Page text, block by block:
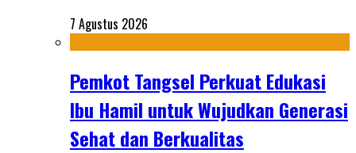
7 Agustus 2026
Pemkot Tangsel Perkuat Edukasi
Ibu Hamil untuk Wujudkan Generasi
Sehat dan Berkualitas